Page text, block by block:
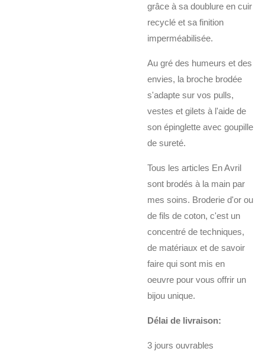
grâce à sa doublure en cuir
recyclé et sa finition
imperméabilisée.
Au gré des humeurs et des
envies, la broche brodée
s'adapte sur vos pulls,
vestes et gilets à l'aide de
son épinglette avec goupille
de sureté.
Tous les articles En Avril
sont brodés à la main par
mes soins. Broderie d'or ou
de fils de coton, c'est un
concentré de techniques,
de matériaux et de savoir
faire qui sont mis en
oeuvre pour vous offrir un
bijou unique.
Délai de livraison:
3 jours ouvrables